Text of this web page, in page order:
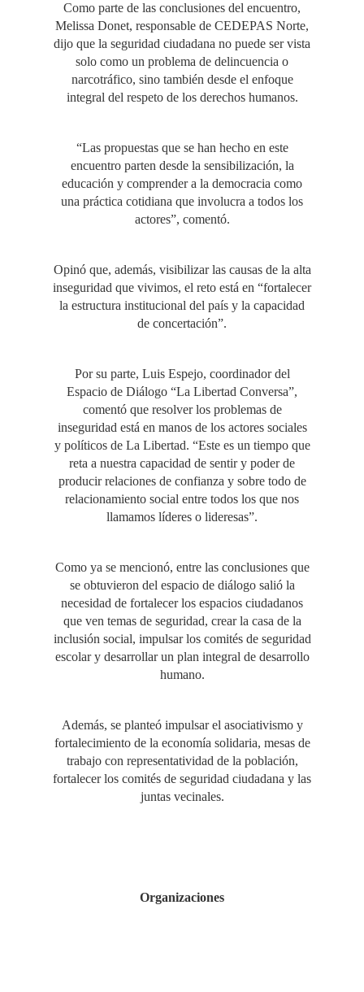
Como parte de las conclusiones del encuentro,
Melissa Donet, responsable de CEDEPAS Norte,
dijo que la seguridad ciudadana no puede ser vista
solo como un problema de delincuencia o
narcotráfico, sino también desde el enfoque
integral del respeto de los derechos humanos.
“Las propuestas que se han hecho en este
encuentro parten desde la sensibilización, la
educación y comprender a la democracia como
una práctica cotidiana que involucra a todos los
actores”, comentó.
Opinó que, además, visibilizar las causas de la alta
inseguridad que vivimos, el reto está en “fortalecer
la estructura institucional del país y la capacidad
de concertación”.
Por su parte, Luis Espejo, coordinador del
Espacio de Diálogo “La Libertad Conversa”,
comentó que resolver los problemas de
inseguridad está en manos de los actores sociales
y políticos de La Libertad. “Este es un tiempo que
reta a nuestra capacidad de sentir y poder de
producir relaciones de confianza y sobre todo de
relacionamiento social entre todos los que nos
llamamos líderes o lideresas”.
Como ya se mencionó, entre las conclusiones que
se obtuvieron del espacio de diálogo salió la
necesidad de fortalecer los espacios ciudadanos
que ven temas de seguridad, crear la casa de la
inclusión social, impulsar los comités de seguridad
escolar y desarrollar un plan integral de desarrollo
humano.
Además, se planteó impulsar el asociativismo y
fortalecimiento de la economía solidaria, mesas de
trabajo con representatividad de la población,
fortalecer los comités de seguridad ciudadana y las
juntas vecinales.
Organizaciones